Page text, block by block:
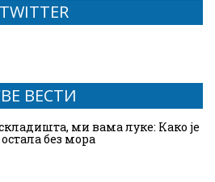
TWITTER
ВЕСТИ
ми вама луке: Како је
без мора